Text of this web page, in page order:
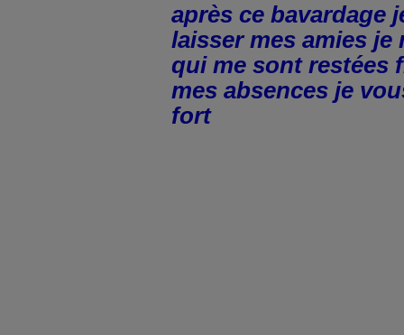
après ce bavardage
laisser mes amies je
qui me sont restées
mes absences je
fort